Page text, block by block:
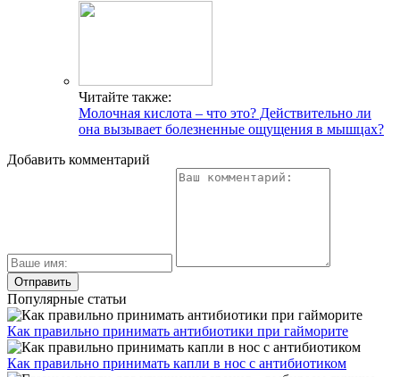
Читайте также:
Молочная кислота – что это? Действительно ли
она вызывает болезненные ощущения в мышцах?
Добавить комментарий
Популярные статьи
Как правильно принимать антибиотики при гайморите
Как правильно принимать капли в нос с антибиотиком